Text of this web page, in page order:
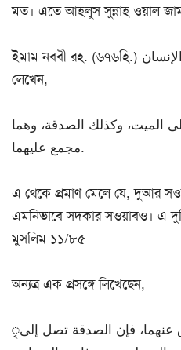
মত। এতে আহলুস সুন্নাহ ওয়াল
ইমাম নববী রহ. (৬৭৬হি.) إذا مات الإنسان -এ হাদীসটির ব্যাখ্যায়
লেখেন,
الميت، وكذلك الصدقة، وهما
مجمع عليهما.
এ থেকে প্রমাণ মেলে যে, দুআর
এমনিভাবে সদকার সওয়াবও। এ
মুসলিম ১১/৮৫
অন্যত্র এক প্রসঙ্গে লিখেছেন,
ৃمن أراد بر والديه فليتصدق عنهما، فإن الصدقة تصل إلى